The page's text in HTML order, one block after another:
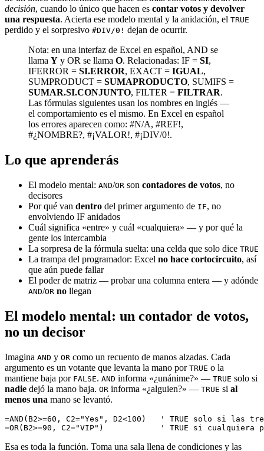
decisión, cuando lo único que hacen es contar votos y devolver
una respuesta. Acierta ese modelo mental y la anidación, el TRUE
perdido y el sorpresivo #DIV/0! dejan de ocurrir.
Nota: en una interfaz de Excel en español, AND se
llama Y y OR se llama O. Relacionadas: IF = SI,
IFERROR = SI.ERROR, EXACT = IGUAL,
SUMPRODUCT = SUMAPRODUCTO, SUMIFS =
SUMAR.SI.CONJUNTO, FILTER = FILTRAR.
Las fórmulas siguientes usan los nombres en inglés —
el comportamiento es el mismo. En Excel en español
los errores aparecen como: #N/A, #REF!,
#¿NOMBRE?, #¡VALOR!, #¡DIV/0!.
Lo que aprenderás
El modelo mental: AND/OR son contadores de votos, no
decisores
Por qué van dentro del primer argumento de IF, no
envolviendo IF anidados
Cuál significa «entre» y cuál «cualquiera» — y por qué la
gente los intercambia
La sorpresa de la fórmula suelta: una celda que solo dice TRUE
La trampa del programador: Excel no hace cortocircuito, así
que aún puede fallar
El poder de matriz — probar una columna entera — y adónde
AND/OR no llegan
El modelo mental: un contador de votos,
no un decisor
Imagina AND y OR como un recuento de manos alzadas. Cada
argumento es un votante que levanta la mano por TRUE o la
mantiene baja por FALSE. AND informa «¿unánime?» — TRUE solo si
nadie dejó la mano baja. OR informa «¿alguien?» — TRUE si al
menos una mano se levantó.
=AND(B2>=60, C2="Yes", D2<100)   ' TRUE solo si las
Esa es toda la función. Toma una sala llena de condiciones y las